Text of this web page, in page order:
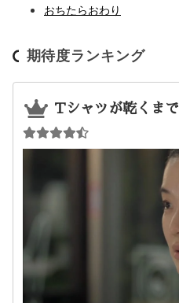
おちたらおわり
期待度ランキング
Tシャツが乾くまで